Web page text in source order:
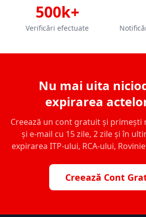
500k+
Verificări efectuate
Nu mai uita
expirarea
Creează un cont gratuit și primești
și e-mail cu 15 zile, 2 zile și în
expirarea ITP-ului, RCA-ului,
Creează Cont